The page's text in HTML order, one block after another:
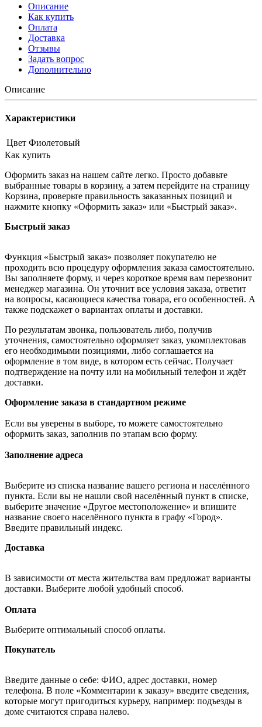
Описание
Как купить
Оплата
Доставка
Отзывы
Задать вопрос
Дополнительно
Описание
Характеристики
Цвет Фиолетовый
Как купить
Оформить заказ на нашем сайте легко. Просто добавьте
выбранные товары в корзину, а затем перейдите на страницу
Корзина, проверьте правильность заказанных позиций и
нажмите кнопку «Оформить заказ» или «Быстрый заказ».
Быстрый заказ
Функция «Быстрый заказ» позволяет покупателю не
проходить всю процедуру оформления заказа самостоятельно.
Вы заполняете форму, и через короткое время вам перезвонит
менеджер магазина. Он уточнит все условия заказа, ответит
на вопросы, касающиеся качества товара, его особенностей. А
также подскажет о вариантах оплаты и доставки.
По результатам звонка, пользователь либо, получив
уточнения, самостоятельно оформляет заказ, укомплектовав
его необходимыми позициями, либо соглашается на
оформление в том виде, в котором есть сейчас. Получает
подтверждение на почту или на мобильный телефон и ждёт
доставки.
Оформление заказа в стандартном режиме
Если вы уверены в выборе, то можете самостоятельно
оформить заказ, заполнив по этапам всю форму.
Заполнение адреса
Выберите из списка название вашего региона и населённого
пункта. Если вы не нашли свой населённый пункт в списке,
выберите значение «Другое местоположение» и впишите
название своего населённого пункта в графу «Город».
Введите правильный индекс.
Доставка
В зависимости от места жительства вам предложат варианты
доставки. Выберите любой удобный способ.
Оплата
Выберите оптимальный способ оплаты.
Покупатель
Введите данные о себе: ФИО, адрес доставки, номер
телефона. В поле «Комментарии к заказу» введите сведения,
которые могут пригодиться курьеру, например: подъезды в
доме считаются справа налево.